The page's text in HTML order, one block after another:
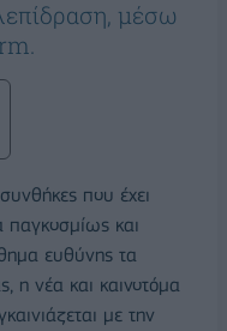
μέσω
που έχει
και
ευθύνης τα
η νέα και καινοτόμα
με την